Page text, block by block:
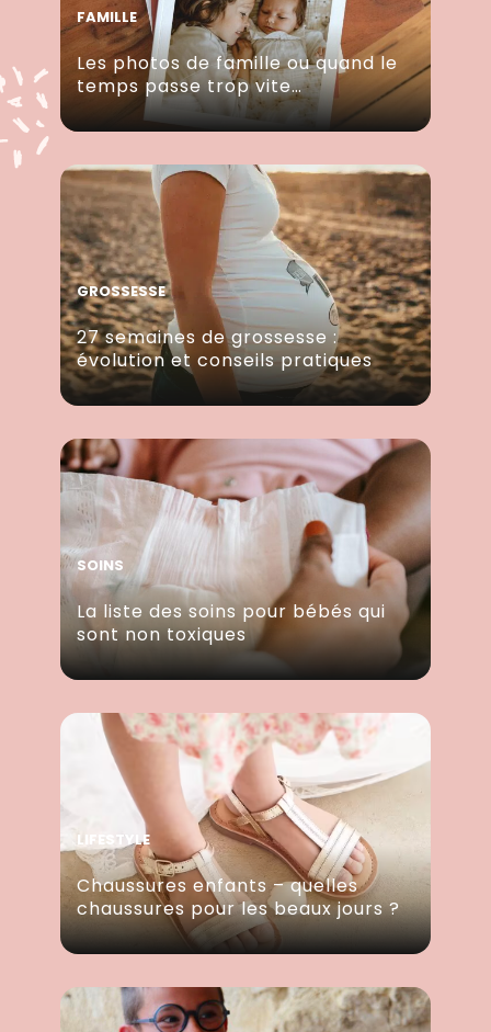
FAMILLE
Les photos de famille ou quand le
temps passe trop vite…
GROSSESSE
27 semaines de grossesse :
évolution et conseils pratiques
SOINS
La liste des soins pour bébés qui
sont non toxiques
LIFESTYLE
Chaussures enfants – quelles
chaussures pour les beaux jours ?